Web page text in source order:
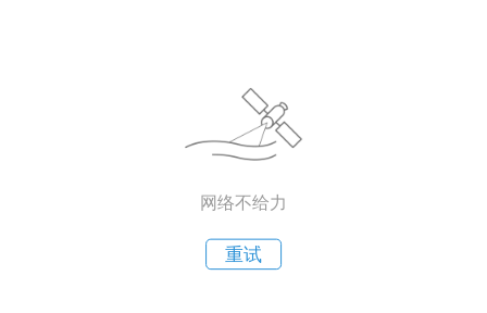
网络不给力
重试